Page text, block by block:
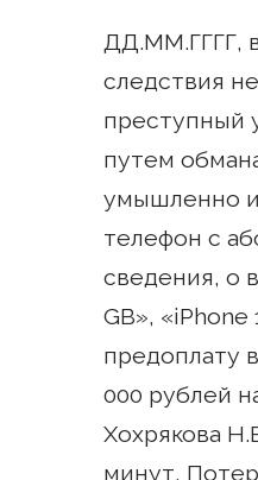
ДД.ММ.ГГГГ,
следствия
преступный
путем
умышленно и
телефон с
сведения, о
GB», «iPhone
предоплату
000 рублей
Хохрякова
минут,